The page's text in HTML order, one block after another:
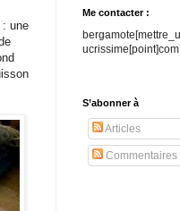
: une
Me contacter :
ucrissime[point]com
S’abonner à
Articles
Commentaires